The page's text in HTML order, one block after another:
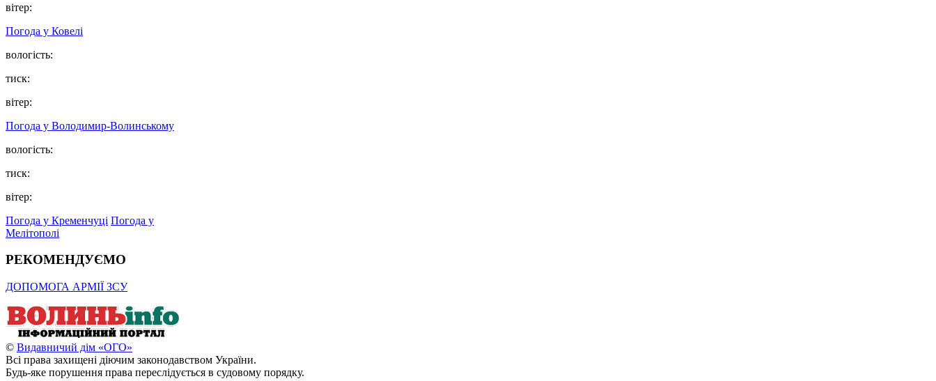
вітер:
Погода у Ковелі
вологість:
тиск:
вітер:
Погода у Володимир-Волинському
вологість:
тиск:
вітер:
Погода у Кременчуці Погода у
Мелітополі
РЕКОМЕНДУЄМО
ДОПОМОГА АРМІЇ ЗСУ
© Видавничий дім «ОГО»
Всі права захищені діючим законодавством України.
Будь-яке порушення права переслідується в судовому порядку.